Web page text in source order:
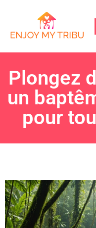
Plongez
un
pour